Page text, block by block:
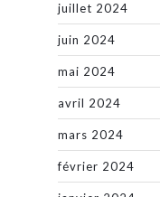
juillet 2024
juin 2024
mai 2024
avril 2024
mars 2024
février 2024